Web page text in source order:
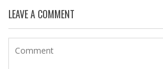
LEAVE A COMMENT